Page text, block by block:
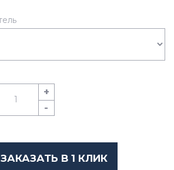
+
-
ЗАКАЗАТЬ В 1 КЛИК